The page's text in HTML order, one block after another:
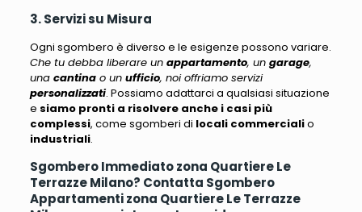
3. Servizi su Misura
Ogni sgombero è diverso e le esigenze possono variare.
Che tu debba liberare un appartamento, un garage,
una cantinao un ufficio, noi offriamo servizi
personalizzati. Possiamo adattarci a qualsiasi situazione
e siamo pronti a risolvere anche i casi più
complessi, come sgomberi di locali commercialio
industriali.
Sgombero Immediato zona Quartiere Le
Terrazze Milano? Contatta Sgombero
Appartamenti zona Quartiere Le Terrazze